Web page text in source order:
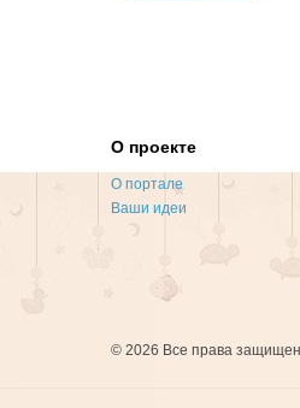
О проекте
О портале
Ваши идеи
© 2026 Все права